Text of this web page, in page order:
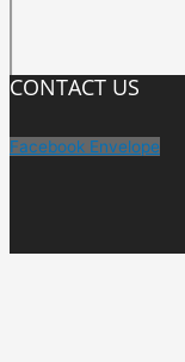
CONTACT US
Facebook Envelope